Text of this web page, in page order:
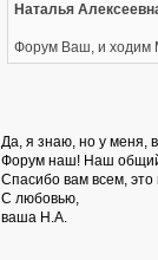
Наталья
Форум Ваш, и ходим
Да, я знаю, но у меня,
Форум наш! Наш
Спасибо вам всем,
С любовью,
ваша Н.А.